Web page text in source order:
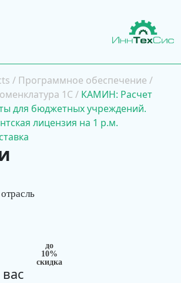
/ Программное обеспечение /
1С / КАМИН: Расчет
для бюджетных учреждений.
лицензия на 1 р.м.
до
10%
скидка